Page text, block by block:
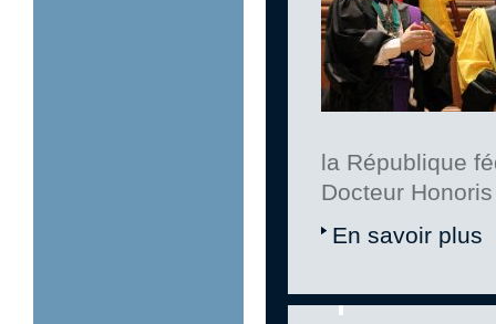
la République
Docteur
En savoir plus